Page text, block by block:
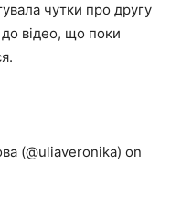
чутки про другу
до відео, що поки
(@uliaveronika) on